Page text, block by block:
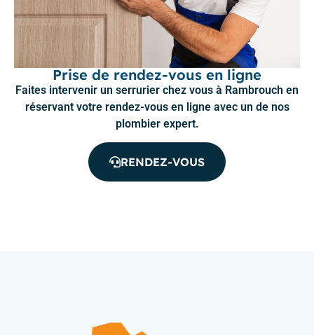
Prise de rendez-vous en ligne
Faites intervenir un serrurier chez vous à Rambrouch en
réservant votre rendez-vous en ligne avec un de nos
plombier expert.
RENDEZ-VOUS